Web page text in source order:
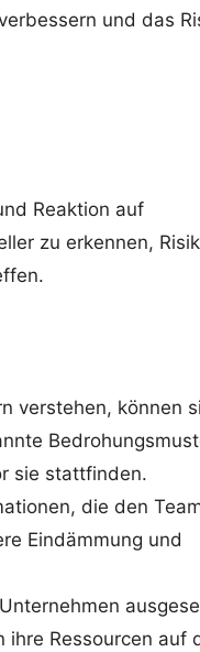
und das
Reaktion auf
zu erkennen,
verstehen, können
sie stattfinden.
die den
Eindämmung und
ihre Ressourcen auf